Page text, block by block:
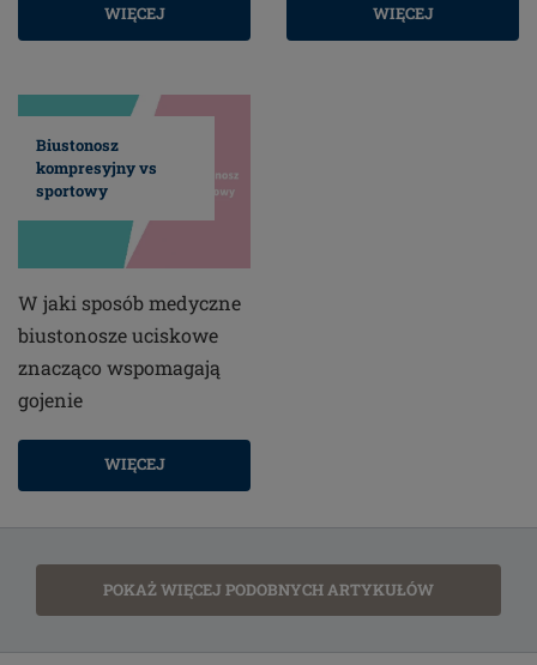
WIĘCEJ WIĘCEJ
Biustonosz
kompresyjny vs
sportowy
W jaki sposób medyczne
biustonosze uciskowe
znacząco wspomagają
gojenie
WIĘCEJ
POKAŻ WIĘCEJ PODOBNYCH ARTYKUŁÓW